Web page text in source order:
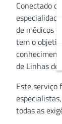
Conectado
de médicos
tem o
de Linhas
Este serviço
todas as